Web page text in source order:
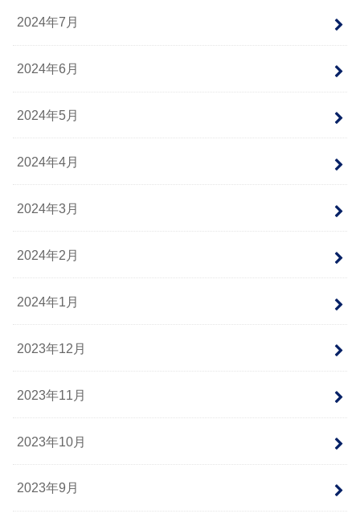
2024年7月
2024年6月
2024年5月
2024年4月
2024年3月
2024年2月
2024年1月
2023年12月
2023年11月
2023年10月
2023年9月